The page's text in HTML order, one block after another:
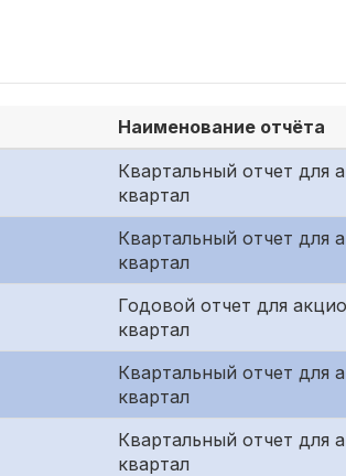
Наименование отчёта
Квартальный отчет для
квартал
Квартальный отчет для
квартал
Годовой отчет для
квартал
Квартальный отчет для
квартал
Квартальный отчет для
квартал